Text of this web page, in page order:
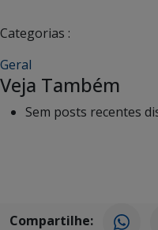
Categorias :
Geral
Veja Também
Sem posts recentes
Compartilhe: